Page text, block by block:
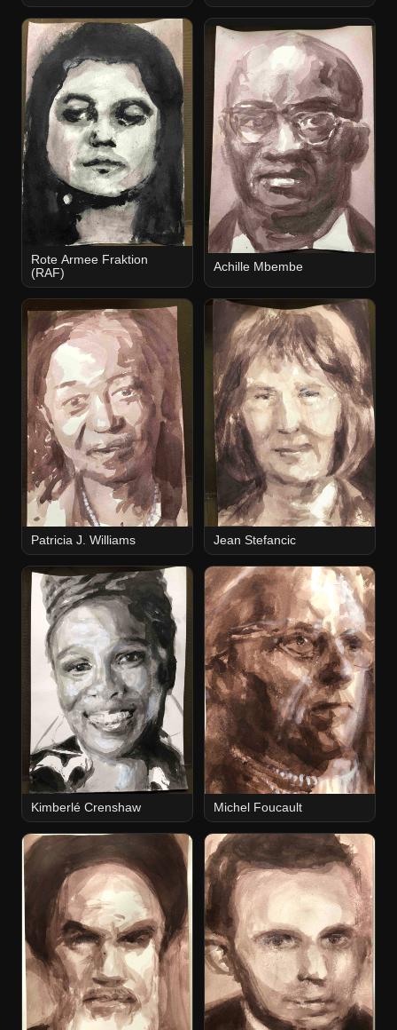
Rote Armee Fraktion
(RAF)
Achille Mbembe
Patricia J. Williams Jean Stefancic
Kimberlé Crenshaw Michel Foucault